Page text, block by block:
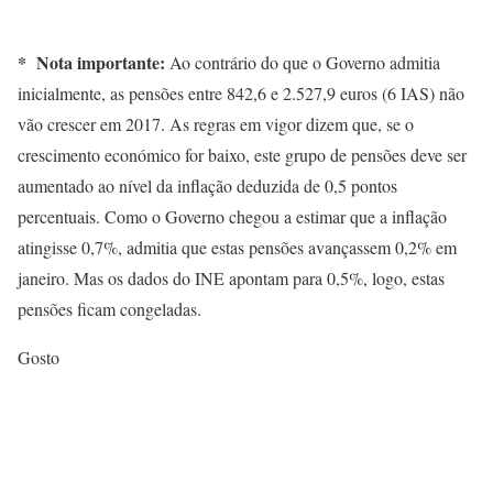
* Nota importante: Ao contrário do que o Governo admitia
inicialmente, as pensões entre 842,6 e 2.527,9 euros (6 IAS) não
vão crescer em 2017. As regras em vigor dizem que, se o
crescimento económico for baixo, este grupo de pensões deve ser
aumentado ao nível da inflação deduzida de 0,5 pontos
percentuais. Como o Governo chegou a estimar que a inflação
atingisse 0,7%, admitia que estas pensões avançassem 0,2% em
janeiro. Mas os dados do INE apontam para 0,5%, logo, estas
pensões ficam congeladas.
Gosto